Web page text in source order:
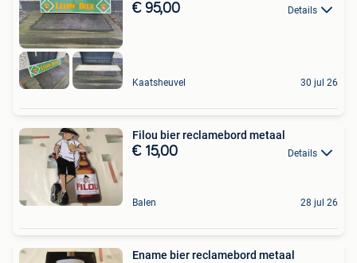
€ 95,00 Details
Kaatsheuvel 30 jul 26
Filou bier reclamebord metaal
€ 15,00 Details
Balen 28 jul 26
Ename bier reclamebord metaal